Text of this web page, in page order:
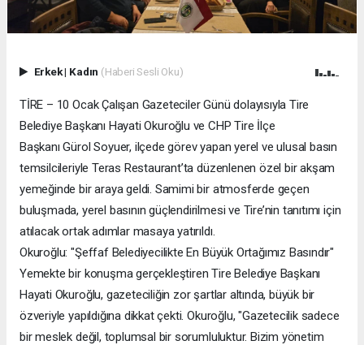
Erkek| Kadın (Haberi Sesli Oku)
TİRE – 10 Ocak Çalışan Gazeteciler Günü dolayısıyla Tire
Belediye Başkanı Hayati Okuroğlu ve CHP Tire İlçe
Başkanı Gürol Soyuer, ilçede görev yapan yerel ve ulusal basın
temsilcileriyle Teras Restaurant’ta düzenlenen özel bir akşam
yemeğinde bir araya geldi. Samimi bir atmosferde geçen
buluşmada, yerel basının güçlendirilmesi ve Tire’nin tanıtımı için
atılacak ortak adımlar masaya yatırıldı.
Okuroğlu: "Şeffaf Belediyecilikte En Büyük Ortağımız Basındır"
Yemekte bir konuşma gerçekleştiren Tire Belediye Başkanı
Hayati Okuroğlu, gazeteciliğin zor şartlar altında, büyük bir
özveriyle yapıldığına dikkat çekti. Okuroğlu, "Gazetecilik sadece
bir meslek değil, toplumsal bir sorumluluktur. Bizim yönetim